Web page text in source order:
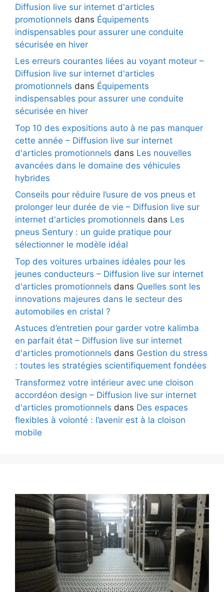
Diffusion live sur internet d'articles
promotionnels dans Équipements
indispensables pour assurer une conduite
sécurisée en hiver
Les erreurs courantes liées au voyant moteur –
Diffusion live sur internet d'articles
promotionnels dans Équipements
indispensables pour assurer une conduite
sécurisée en hiver
Top 10 des expositions auto à ne pas manquer
cette année – Diffusion live sur internet
d'articles promotionnels dans Les nouvelles
avancées dans le domaine des véhicules
hybrides
Conseils pour réduire l’usure de vos pneus et
prolonger leur durée de vie – Diffusion live sur
internet d'articles promotionnels dans Les
pneus Sentury : un guide pratique pour
sélectionner le modèle idéal
Top des voitures urbaines idéales pour les
jeunes conducteurs – Diffusion live sur internet
d'articles promotionnels dans Quelles sont les
innovations majeures dans le secteur des
automobiles en cristal ?
Astuces d’entretien pour garder votre kalimba
en parfait état – Diffusion live sur internet
d'articles promotionnels dans Gestion du stress
: toutes les stratégies scientifiquement fondées
Transformez votre intérieur avec une cloison
accordéon design – Diffusion live sur internet
d'articles promotionnels dans Des espaces
flexibles à volonté : l’avenir est à la cloison
mobile